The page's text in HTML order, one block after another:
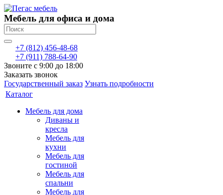
Мебель для офиса и дома
+7 (812) 456-48-68
+7 (911) 788-64-90
Звоните с 9:00 до 18:00
Заказать звонок
Государственный заказ Узнать подробности
Каталог
Мебель для дома
Диваны и
кресла
Мебель для
кухни
Мебель для
гостиной
Мебель для
спальни
Мебель для